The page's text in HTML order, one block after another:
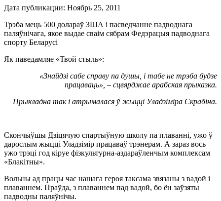
Дата публикации: Ноябрь 25, 2011
Трэба мець 500 долараў ЗША i пасведчанне падводнага
паляўнічага, якое выдае сваім сябрам Федэрацыя падводнага
спорту Беларусі
Як паведамляе «Твой стыль»:
«Знайдзі сабе справу па душы, і табе не трэба будзе
працаваць», – сцвярджае арабская прыказка.
Прыкладна так і атрымалася ў жыцці Уладзіміра Скрабіна.
Скончыўшы Дзіцячую спартыўную школу па плаванні, ужо ў
дарослым жыцці Уладзімір працаваў трэнерам. А зараз вось
ужо трэці год кіруе фізкультурна-аздараўленчым комплексам
«Блакітны».
Вольны ад працы час нашага героя таксама звязаны з вадой і
плаваннем. Праўда, з плаваннем пад вадой, бо ён заўзяты
падводны паляўнічы.